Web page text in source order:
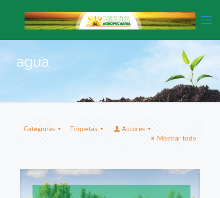
agua
Categorias Etiquetas
Autores
Mostrar todo